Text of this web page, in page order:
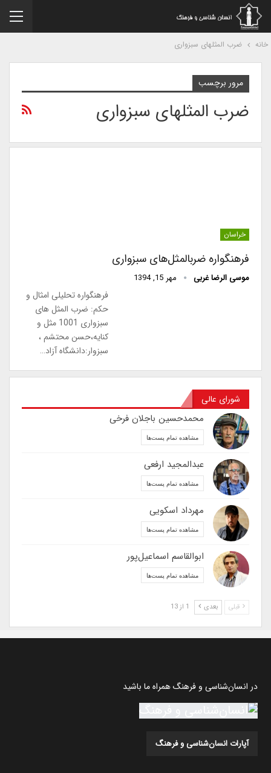
ضرب المثلهای سبزواری
مرور برچسب
ضرب المثلهای سبزواری
خراسان
فرهنگواره ضرب‎المثل‌های سبزواری
موسی الرضا غربی مهر 15, 1394
فرهنگواره تحلیلی امثال و
حکم: ضرب المثل های
سبزواری 1001 مثل و
کنایه،حسن محتشم ،
سبزوار:دانشگاه آزاد…
شورای عالی
محمدحسین باجلان فرخی
مشاهده تمام پست‌ها
عبدالمجید ارفعی
مشاهده تمام پست‌ها
مهرداد اسکویی
مشاهده تمام پست‌ها
ابوالقاسم اسماعیل‌پور
مشاهده تمام پست‌ها
قبلی بعدی
در انسان‌شناسی و فرهنگ همراه ما باشید
آپارات انسان‌شناسی و فرهنگ